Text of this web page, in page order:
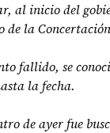
al inicio del
de la
fallido, se
la fecha.
de ayer fue